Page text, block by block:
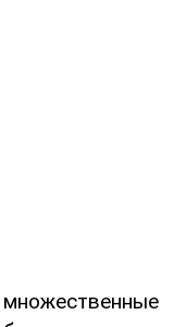
множественные